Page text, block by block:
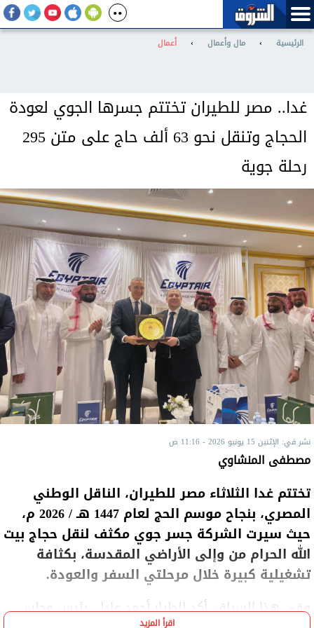
الرئيسية › مال وأعمال › أعمال
غدا.. مصر للطيران تختتم جسرها الجوي لعودة
الحجاج وتنقل نحو 63 ألف حاج على متن 295
رحلة جوية
نشر في: الإثنين 15 يونيو 2026 - 11:16 ص
مصطفى المنشاوي
تختتم غدا الثلاثاء مصر للطيران، الناقل الوطني
المصري، بنجاح موسم الحج لعام 1447 هـ / 2026 م،
حيث سيرت الشركة جسر جوي مكثف لنقل حجاج بيت
الله الحرام من وإلى الأراضي المقدسة، بكثافة
تشغيلية كبيرة خلال مرحلتي السفر والعودة.
وفي هذا السياق، أكد الطيار أحمد عادل، رئيس مجلس
اقرأ المزيد